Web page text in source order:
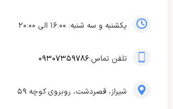
یکشنبه و سه شنبه: ۱۶:۰۰ الی ۲۰:۰۰
تلفن تماس:۰۹۳۰۷۳۵۹۷۸۶
شیراز، قصردشت، روبروی کوچه ۵۹